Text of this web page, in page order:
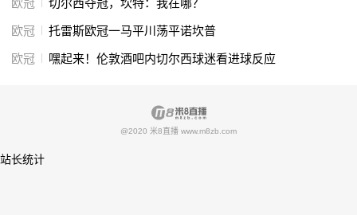
欧冠 切尔西夺冠，坎特：我在哪？
欧冠 托雷斯欧冠一马平川荡平诺坎普
欧冠 嘿起来！伦敦酒吧内切尔西球迷看进球反应
@2020 米8直播 www.m8zb.com
站长统计